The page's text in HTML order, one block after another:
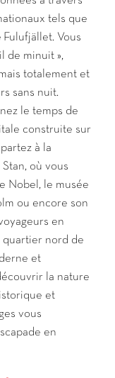
tels que
Fulufjället. Vous
de minuit »,
totalement et
sans nuit.
le temps de
construite sur
à la
où vous
Nobel, le musée
ou encore son
en
quartier nord de
et
la nature
et
vous
en